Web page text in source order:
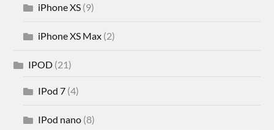
iPhone XS (9)
iPhone XS Max (2)
IPOD (21)
IPod 7 (4)
IPod nano (8)